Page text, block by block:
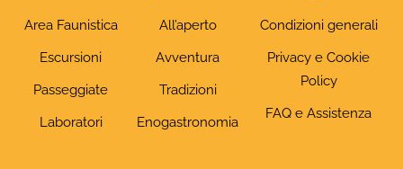
Area Faunistica
Escursioni
Passeggiate
Laboratori
All’aperto
Avventura
Tradizioni
Enogastronomia
Condizioni generali
Privacy e Cookie
Policy
FAQ e Assistenza